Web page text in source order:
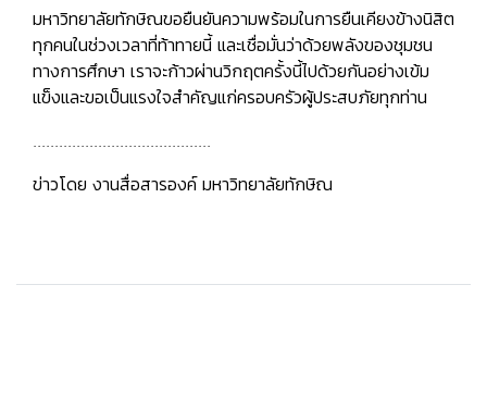
มหาวิทยาลัยทักษิณขอยืนยันความพร้อมในการยืนเคียงข้างนิสิต
ทุกคนในช่วงเวลาที่ท้าทายนี้ และเชื่อมั่นว่าด้วยพลังของชุมชน
ทางการศึกษา เราจะก้าวผ่านวิกฤตครั้งนี้ไปด้วยกันอย่างเข้ม
แข็งและขอเป็นแรงใจสำคัญแก่ครอบครัวผู้ประสบภัยทุกท่าน
ข่าวโดย งานสื่อสารองค์ มหาวิทยาลัยทักษิณ